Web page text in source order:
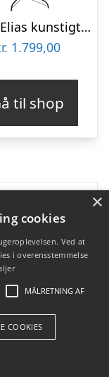
Sirius Elias kunstigt juletræ med lys, 210 cm
1.799,00
til shop
×
cookies
Ved at
i overensstemmelse
MÅLRETNING AF
COOKIES